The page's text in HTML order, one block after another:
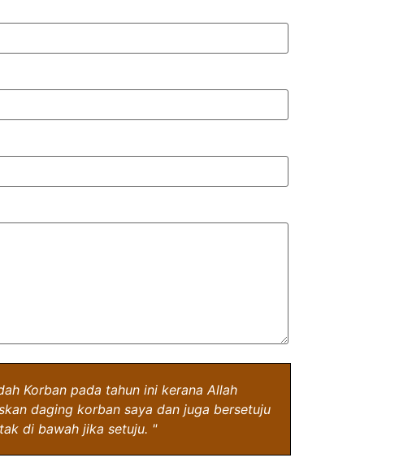
Korban pada tahun ini kerana Allah
daging korban saya dan juga bersetuju
di bawah jika setuju. "